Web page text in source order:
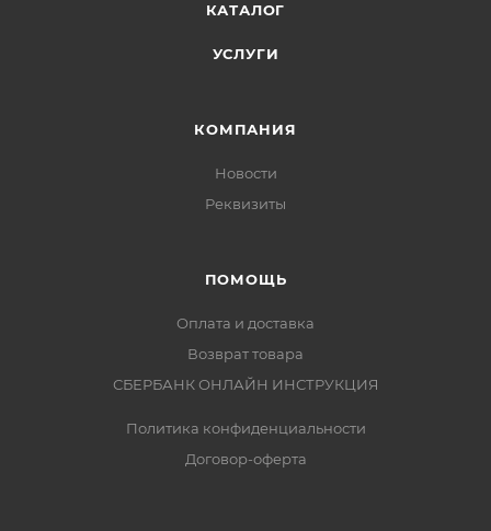
КАТАЛОГ
УСЛУГИ
КОМПАНИЯ
Новости
Реквизиты
ПОМОЩЬ
Оплата и доставка
Возврат товара
СБЕРБАНК ОНЛАЙН ИНСТРУКЦИЯ
Политика конфиденциальности
Договор-оферта